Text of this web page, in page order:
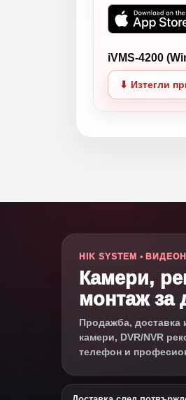
iVMS-4200
⬇ Изтегли
HIK SYSTEM •
Камери,
монтаж за
Продажба, доставка
камери, DVR/NVR
телефон и